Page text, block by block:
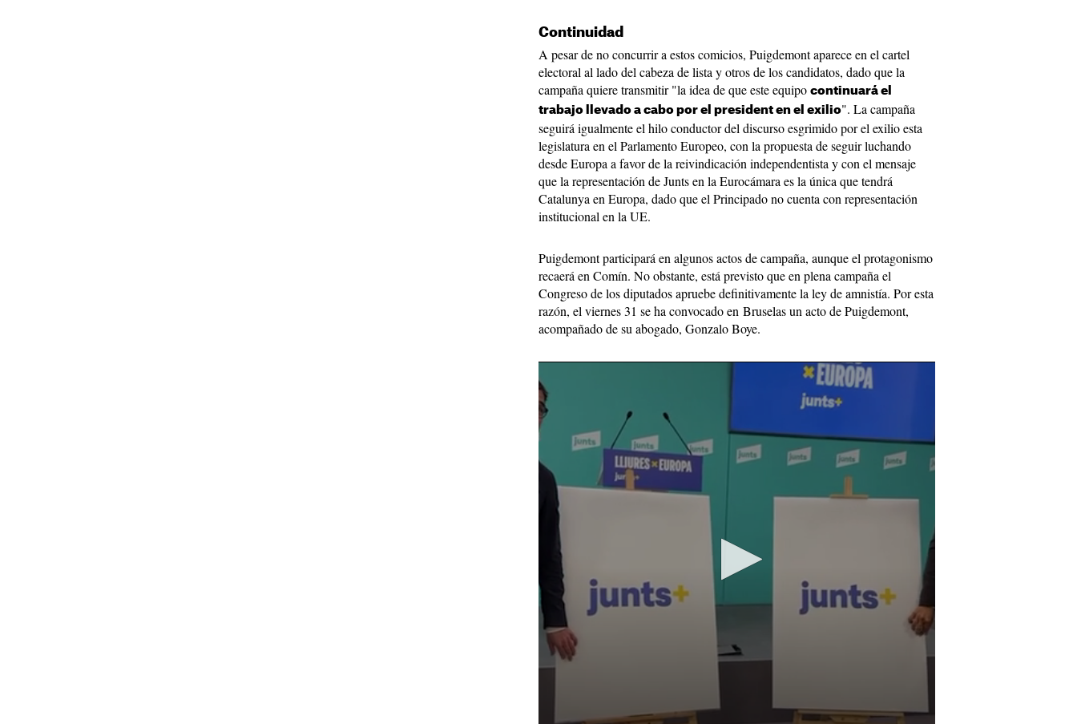
Continuidad
A pesar de no concurrir a estos comicios, Puigdemont aparece en el cartel
electoral al lado del cabeza de lista y otros de los candidatos, dado que la
campaña quiere transmitir "la idea de que este equipo continuará el
trabajo llevado a cabo por el president en el exilio". La campaña
seguirá igualmente el hilo conductor del discurso esgrimido por el exilio esta
legislatura en el Parlamento Europeo, con la propuesta de seguir luchando
desde Europa a favor de la reivindicación independentista y con el mensaje
que la representación de Junts en la Eurocámara es la única que tendrá
Catalunya en Europa, dado que el Principado no cuenta con representación
institucional en la UE.
Puigdemont participará en algunos actos de campaña, aunque el protagonismo
recaerá en Comín. No obstante, está previsto que en plena campaña el
Congreso de los diputados apruebe definitivamente la ley de amnistía. Por esta
razón, el viernes 31 se ha convocado en Bruselas un acto de Puigdemont,
acompañado de su abogado, Gonzalo Boye.